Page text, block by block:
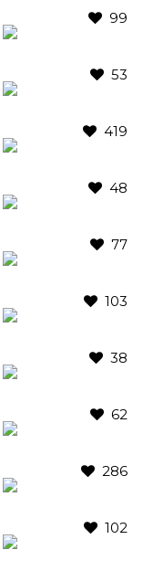
99
53
419
48
77
103
38
62
286
102